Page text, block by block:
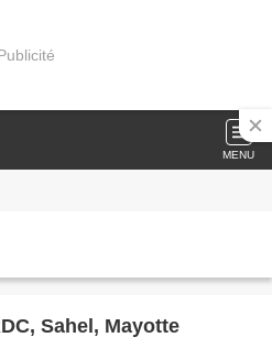
MENU
Sahel, Mayotte